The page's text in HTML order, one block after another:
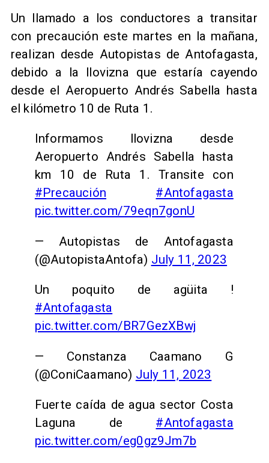
Un llamado a los conductores a transitar
con precaución este martes en la mañana,
realizan desde Autopistas de Antofagasta,
debido a la llovizna que estaría cayendo
desde el Aeropuerto Andrés Sabella hasta
el kilómetro 10 de Ruta 1.
Informamos llovizna desde
Aeropuerto Andrés Sabella hasta
km 10 de Ruta 1. Transite con
#Precaución
#Antofagasta
pic.twitter.com/79eqn7gonU
— Autopistas de Antofagasta
(@AutopistaAntofa) July 11, 2023
Un poquito de agüita !
#Antofagasta
pic.twitter.com/BR7GezXBwj
— Constanza Caamano G
(@ConiCaamano) July 11, 2023
Fuerte caída de agua sector Costa
Laguna de #Antofagasta
pic.twitter.com/eg0gz9Jm7b